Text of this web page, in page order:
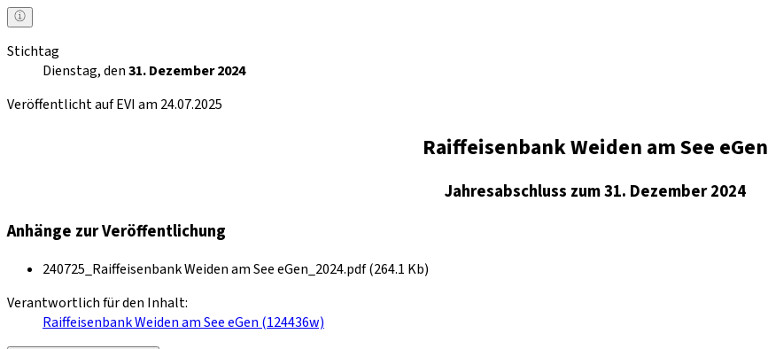
Stichtag
Dienstag, den31. Dezember 2024
Veröffentlicht auf EVI am 24.07.2025
Raiffeisenbank Weiden am See eGen
Jahresabschluss zum 31. Dezember 2024
Anhänge zur Veröffentlichung
240725_Raiffeisenbank Weiden am See eGen_2024.pdf (264.1 Kb)
Verantwortlich für den Inhalt:
Raiffeisenbank Weiden am See eGen (124436w)